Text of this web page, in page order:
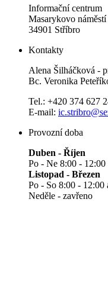
Informační centrum
Masarykovo
34901 Stříbro
Kontakty
Alena Šilháčková -
Bc. Veronika
Tel.: +420 374 627
E-mail:
Provozní doba
Duben - Říjen
Po - Ne 8:00 -
Listopad - Březen
Po - So 8:00 - 12:00
Neděle - zavřeno